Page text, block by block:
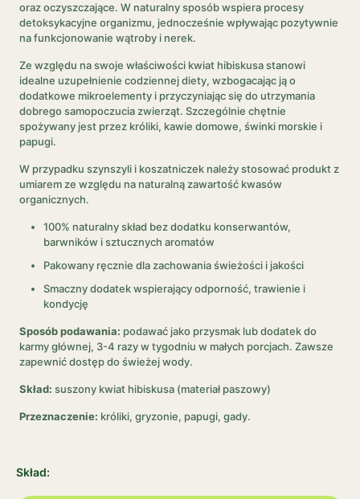
oraz oczyszczające. W naturalny sposób wspiera procesy
detoksykacyjne organizmu, jednocześnie wpływając pozytywnie
na funkcjonowanie wątroby i nerek.
Ze względu na swoje właściwości kwiat hibiskusa stanowi
idealne uzupełnienie codziennej diety, wzbogacając ją o
dodatkowe mikroelementy i przyczyniając się do utrzymania
dobrego samopoczucia zwierząt. Szczególnie chętnie
spożywany jest przez króliki, kawie domowe, świnki morskie i
papugi.
W przypadku szynszyli i koszatniczek należy stosować produkt z
umiarem ze względu na naturalną zawartość kwasów
organicznych.
100% naturalny skład bez dodatku konserwantów,
barwników i sztucznych aromatów
Pakowany ręcznie dla zachowania świeżości i jakości
Smaczny dodatek wspierający odporność, trawienie i
kondycję
Sposób podawania: podawać jako przysmak lub dodatek do
karmy głównej, 3-4 razy w tygodniu w małych porcjach. Zawsze
zapewnić dostęp do świeżej wody.
Skład: suszony kwiat hibiskusa (materiał paszowy)
Przeznaczenie: króliki, gryzonie, papugi, gady.
Skład: